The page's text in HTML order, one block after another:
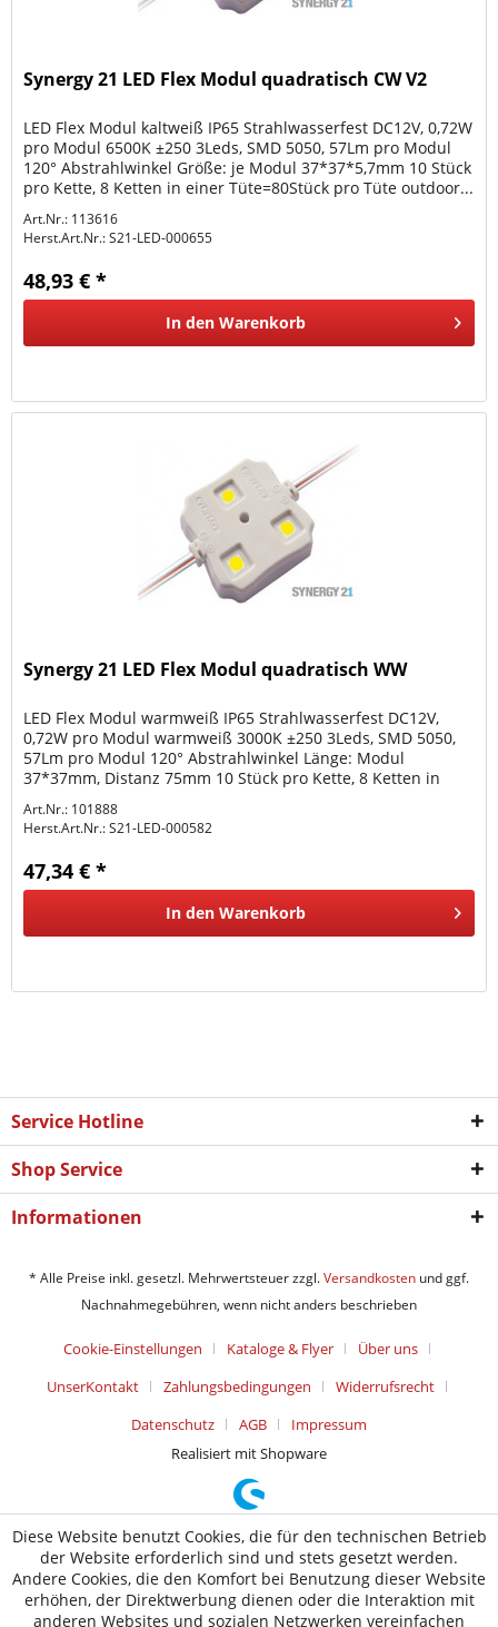
Synergy 21 LED Flex Modul quadratisch CW V2
LED Flex Modul kaltweiß IP65 Strahlwasserfest DC12V, 0,72W
pro Modul 6500K ±250 3Leds, SMD 5050, 57Lm pro Modul
120° Abstrahlwinkel Größe: je Modul 37*37*5,7mm 10 Stück
pro Kette, 8 Ketten in einer Tüte=80Stück pro Tüte outdoor...
Art.Nr.: 113616
Herst.Art.Nr.:S21-LED-000655
48,93 € *
In den Warenkorb
Synergy 21 LED Flex Modul quadratisch WW
LED Flex Modul warmweiß IP65 Strahlwasserfest DC12V,
0,72W pro Modul warmweiß 3000K ±250 3Leds, SMD 5050,
57Lm pro Modul 120° Abstrahlwinkel Länge: Modul
37*37mm, Distanz 75mm 10 Stück pro Kette, 8 Ketten in
Art.Nr.: 101888
Herst.Art.Nr.:S21-LED-000582
47,34 € *
In den Warenkorb
Service Hotline
Shop Service
Informationen
* Alle Preise inkl. gesetzl. Mehrwertsteuer zzgl.Versandkosten und ggf.
Nachnahmegebühren, wenn nicht anders beschrieben
Cookie-Einstellungen Kataloge & Flyer
Über uns
UnserKontakt
Zahlungsbedingungen
Widerrufsrecht
Datenschutz
AGB
Impressum
Realisiert mit Shopware
Diese Website benutzt Cookies, die für den technischen Betrieb
der Website erforderlich sind und stets gesetzt werden.
Andere Cookies, die den Komfort bei Benutzung dieser Website
erhöhen, der Direktwerbung dienen oder die Interaktion mit
anderen Websites und sozialen Netzwerken vereinfachen